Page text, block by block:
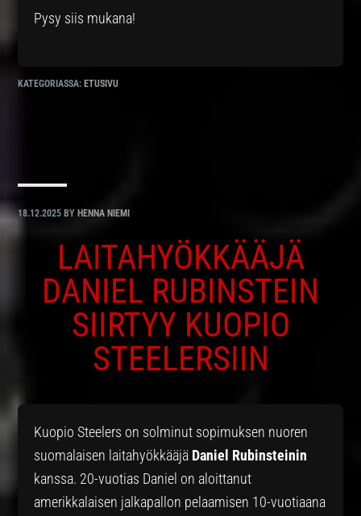
Pysy siis mukana!
KATEGORIASSA: ETUSIVU
18.12.2025 BY HENNA NIEMI
LAITAHYÖKKÄÄJÄ
DANIEL RUBINSTEIN
SIIRTYY KUOPIO
STEELERSIIN
Kuopio Steelers on solminut sopimuksen nuoren
suomalaisen laitahyökkääjä Daniel Rubinsteinin
kanssa. 20-vuotias Daniel on aloittanut
amerikkalaisen jalkapallon pelaamisen 10-vuotiaana